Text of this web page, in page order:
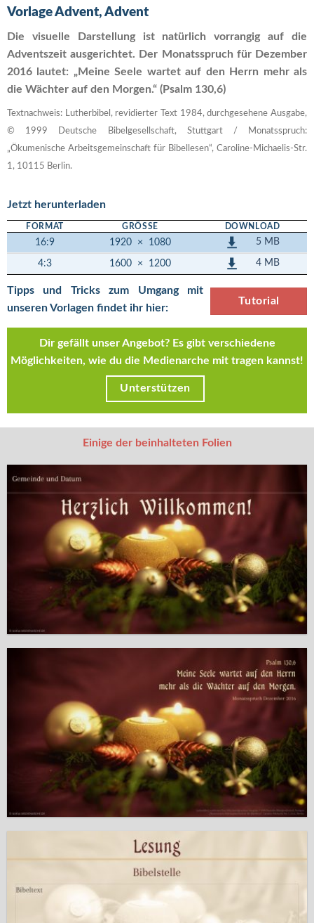
Vorlage Advent, Advent
Die visuelle Darstellung ist natürlich vorrangig auf die
Adventszeit ausgerichtet. Der Monatsspruch für Dezember
2016 lautet: „Meine Seele wartet auf den Herrn mehr als
die Wächter auf den Morgen.“ (Psalm 130,6)
Textnachweis: Lutherbibel, revidierter Text 1984, durchgesehene Ausgabe,
© 1999 Deutsche Bibelgesellschaft, Stuttgart / Monatsspruch:
„Ökumenische Arbeitsgemeinschaft für Bibellesen“, Caroline-Michaelis-Str.
1, 10115 Berlin.
Jetzt herunterladen
FORMAT GRÖSSE DOWNLOAD
16:9 1920 × 1080 5 MB
4:3 1600 × 1200 4 MB
Tipps und Tricks zum Umgang mit
unseren Vorlagen findet ihr hier:
Tutorial
Dir gefällt unser Angebot? Es gibt verschiedene
Möglichkeiten, wie du die Medienarche mit tragen kannst!
Unterstützen
Einige der beinhalteten Folien